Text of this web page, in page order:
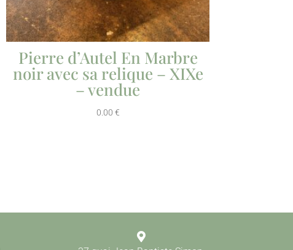
Pierre d’Autel En Marbre
noir avec sa relique – XIXe
– vendue
0.00 €
